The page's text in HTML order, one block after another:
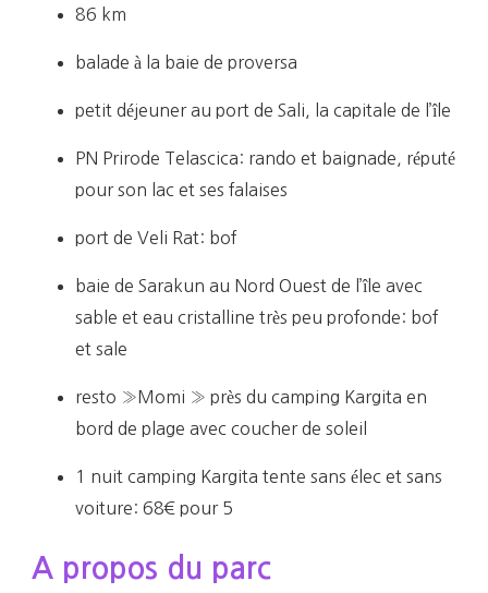
86 km
balade à la baie de proversa
petit déjeuner au port de Sali, la capitale de l’île
PN Prirode Telascica: rando et baignade, réputé
pour son lac et ses falaises
port de Veli Rat: bof
baie de Sarakun au Nord Ouest de l’île avec
sable et eau cristalline très peu profonde: bof
et sale
resto »Momi » près du camping Kargita en
bord de plage avec coucher de soleil
1 nuit camping Kargita tente sans élec et sans
voiture: 68€ pour 5
A propos du parc